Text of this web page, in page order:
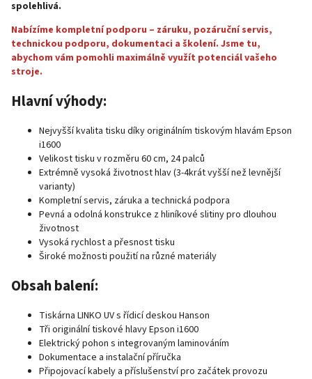
spolehlivá.
Nabízíme kompletní podporu – záruku, pozáruční servis,
technickou podporu, dokumentaci a školení. Jsme tu,
abychom vám pomohli maximálně využít potenciál vašeho
stroje.
Hlavní výhody:
Nejvyšší kvalita tisku díky originálním tiskovým hlavám Epson
i1600
Velikost tisku v rozměru 60 cm, 24 palců
Extrémně vysoká životnost hlav (3-4krát vyšší než levnější
varianty)
Kompletní servis, záruka a technická podpora
Pevná a odolná konstrukce z hliníkové slitiny pro dlouhou
životnost
Vysoká rychlost a přesnost tisku
Široké možnosti použití na různé materiály
Obsah balení:
Tiskárna LINKO UV s řídicí deskou Hanson
Tři originální tiskové hlavy Epson i1600
Elektrický pohon s integrovaným laminováním
Dokumentace a instalační příručka
Připojovací kabely a příslušenství pro začátek provozu